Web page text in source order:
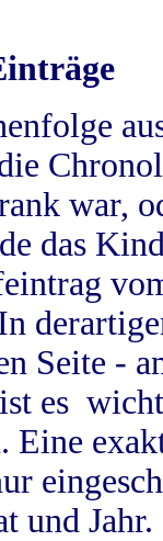
war,
das
Seite -
es
und Jahr.